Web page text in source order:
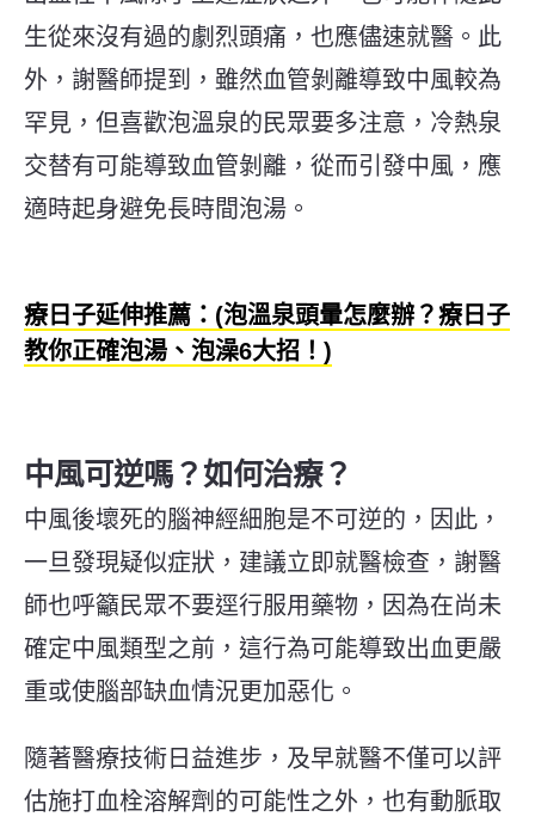
生從來沒有過的劇烈頭痛，也應儘速就醫。此
外，謝醫師提到，雖然血管剝離導致中風較為
罕見，但喜歡泡溫泉的民眾要多注意，冷熱泉
交替有可能導致血管剝離，從而引發中風，應
適時起身避免長時間泡湯。
療日子延伸推薦：(泡溫泉頭暈怎麼辦？療日子
教你正確泡湯、泡澡6大招！)
中風可逆嗎？如何治療？
中風後壞死的腦神經細胞是不可逆的，因此，
一旦發現疑似症狀，建議立即就醫檢查，謝醫
師也呼籲民眾不要逕行服用藥物，因為在尚未
確定中風類型之前，這行為可能導致出血更嚴
重或使腦部缺血情況更加惡化。
隨著醫療技術日益進步，及早就醫不僅可以評
估施打血栓溶解劑的可能性之外，也有動脈取